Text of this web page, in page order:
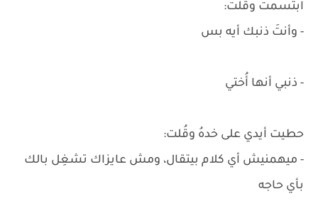
ابتسمت وقُلت:
- وأنتَ ذنبك أيه بس
- ذنبي أنها أُختي
حطيت أيدي على خدهُ وقُلت:
- ميهمنيش أي كلام بيتقال، ومش عايزاك تشغِل بالك
بأي حاجه